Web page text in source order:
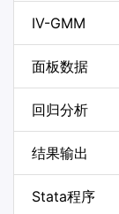
IV-GMM
面板数据
回归分析
结果输出
Stata程序